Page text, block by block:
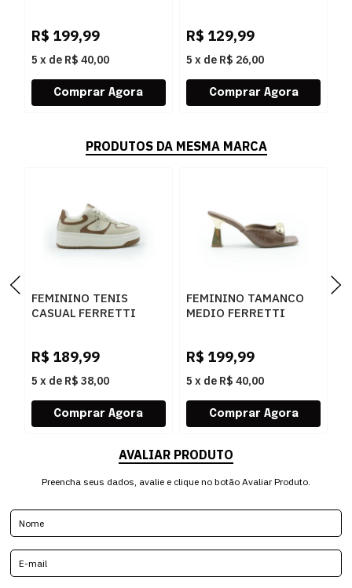
R$ 199,99
5 x de R$ 40,00
R$ 129,99
5 x de R$ 26,00
PRODUTOS DA MESMA MARCA
FEMININO TENIS
CASUAL FERRETTI
R$ 189,99
5 x de R$ 38,00
FEMININO TAMANCO
MEDIO FERRETTI
R$ 199,99
5 x de R$ 40,00
AVALIAR PRODUTO
Preencha seus dados, avalie e clique no botão Avaliar Produto.